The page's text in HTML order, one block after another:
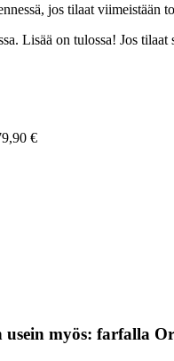
jos tilaat viimeistään
Lisää on tulossa! Jos
€
usein myös: farfalla